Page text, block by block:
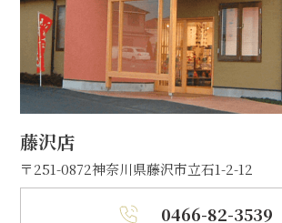
藤沢店
〒251-0872神奈川県藤沢市立石1-2-12
0466-82-3539